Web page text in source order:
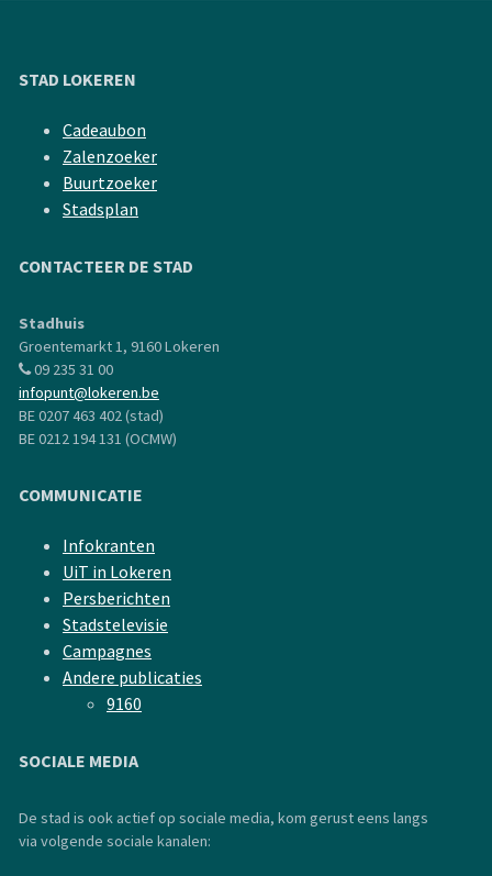
STAD LOKEREN
Cadeaubon
Zalenzoeker
Buurtzoeker
Stadsplan
CONTACTEER DE STAD
Stadhuis
Groentemarkt 1, 9160 Lokeren
09 235 31 00
infopunt@lokeren.be
BE 0207 463 402 (stad)
BE 0212 194 131 (OCMW)
COMMUNICATIE
Infokranten
UiT in Lokeren
Persberichten
Stadstelevisie
Campagnes
Andere publicaties
9160
SOCIALE MEDIA
De stad is ook actief op sociale media, kom gerust eens langs
via volgende sociale kanalen: